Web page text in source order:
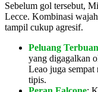
Sebelum gol tersebut,
Lecce. Kombinasi
tampil cukup agresif.
Peluang
yang digagalkan
Leao juga
tipis.